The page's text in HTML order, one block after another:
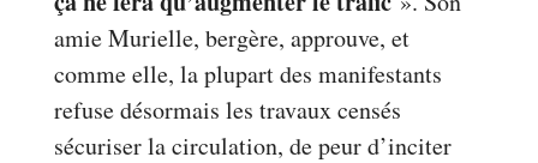
amie Murielle, bergère, approuve, et
comme elle, la plupart des manifestants
refuse désormais les travaux censés
sécuriser la circulation, de peur d’inciter